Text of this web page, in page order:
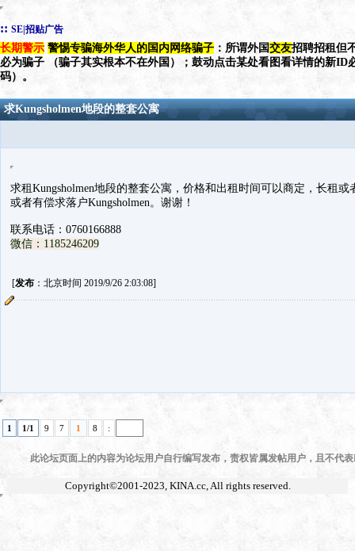
:: SE|招贴广告
长期警示 警惕专骗海外华人的国内网络骗子 ：所谓外国交友招聘招租但
必为骗子 （骗子其实根本不在外国）；鼓动点击某处看图看详情的新ID
码）。
求Kungsholmen地段的整套公寓
求租Kungsholmen地段的整套公寓，价格和出租时间可以商定，长租或
或者有偿求落户Kungsholmen。谢谢！
联系电话：0760166888
微信：1185246209
[发布：北京时间 2019/9/26 2:03:08]
1 1/1 9 7 1 8 :
此论坛页面上的内容为论坛用户自行编写发布，责权皆属发帖用户，且不代
Copyright©2001-2023, KINA.cc, All rights reserved.